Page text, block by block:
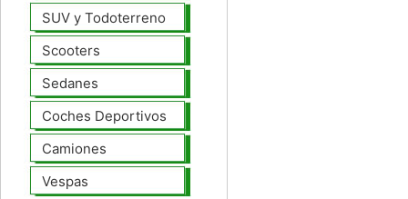
SUV y Todoterreno
Scooters
Sedanes
Coches Deportivos
Camiones
Vespas